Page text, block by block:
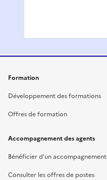
Formation
Développement des formations
Offres de formation
Accompagnement des agents
Bénéficier d’un accompagnement
Consulter les offres de postes